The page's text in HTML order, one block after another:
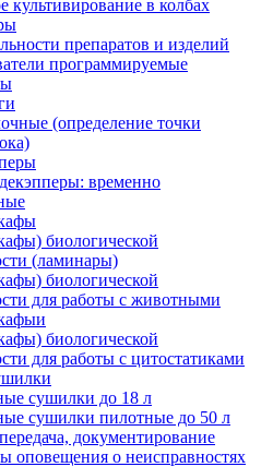
культивирование в колбах
препаратов и изделий
программируемые
(определение точки
временно
биологической
(ламинары)
биологической
для работы с животными
биологической
для работы с цитостатиками
сушилки до 18 л
сушилки пилотные до 50 л
документирование
оповещения о неисправностях